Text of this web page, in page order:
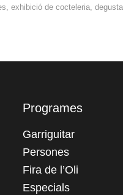
exhibició de cocteleria,
Programes
Garriguitar
Persones
Fira de l’Oli
Especials